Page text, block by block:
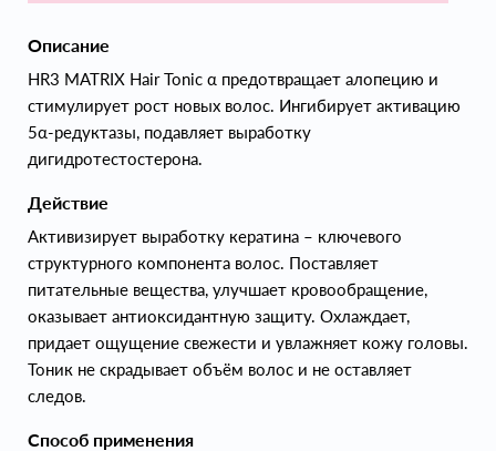
Описание
HR3 MATRIX Hair Tonic α предотвращает алопецию и
стимулирует рост новых волос. Ингибирует активацию
5α-редуктазы, подавляет выработку
дигидротестостерона.
Действие
Активизирует выработку кератина – ключевого
структурного компонента волос. Поставляет
питательные вещества, улучшает кровообращение,
оказывает антиоксидантную защиту. Охлаждает,
придает ощущение свежести и увлажняет кожу головы.
Тоник не скрадывает объём волос и не оставляет
следов.
Способ применения